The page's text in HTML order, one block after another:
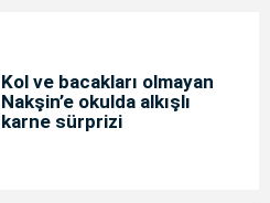
Kol ve bacakları olmayan
Nakşin’e okulda alkışlı
karne sürprizi